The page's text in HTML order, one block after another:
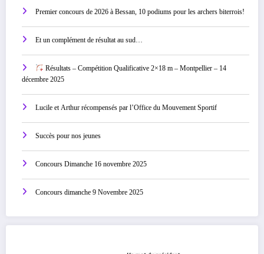
Premier concours de 2026 à Bessan, 10 podiums pour les archers biterrois!
Et un complément de résultat au sud…
Résultats – Compétition Qualificative 2×18 m – Montpellier – 14
décembre 2025
Lucile et Arthur récompensés par l’Office du Mouvement Sportif
Succès pour nos jeunes
Concours Dimanche 16 novembre 2025
Concours dimanche 9 Novembre 2025